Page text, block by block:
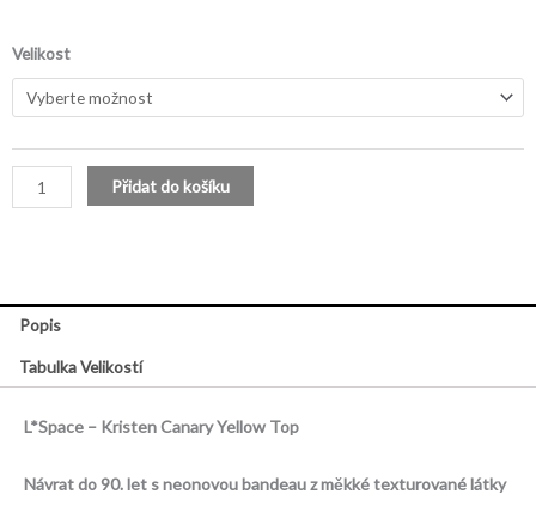
Velikost
Yellow
Přidat do košíku
Popis
Tabulka Velikostí
L*Space – Kristen Canary Yellow Top
Návrat do 90. let s neonovou bandeau z měkké texturované látky